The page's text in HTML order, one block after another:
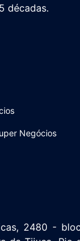
décadas.
Negócios
2480 -